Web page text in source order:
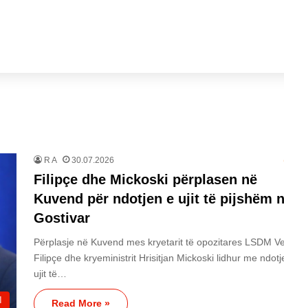
R A 30.07.2026
Filipçe dhe Mickoski përplasen në
Kuvend për ndotjen e ujit të pijshëm
Gostivar
Përplasje në Kuvend mes kryetarit të opozitares LSDM
Filipçe dhe kryeministrit Hrisitjan Mickoski lidhur me
ujit të…
Read More »